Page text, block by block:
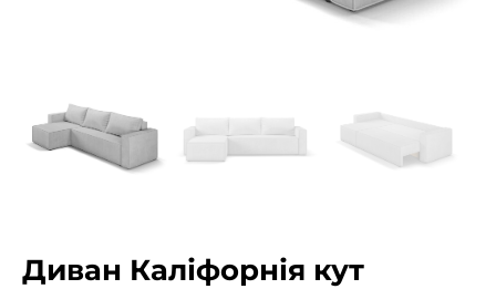
Диван Каліфорнія кут